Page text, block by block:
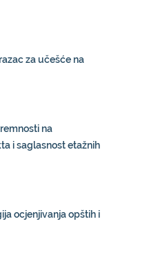
za učešće na
na
i saglasnost etažnih
ocjenjivanja opštih i